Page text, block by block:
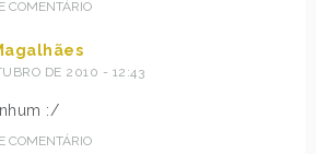
COMENTÁRIO
DE 2010 - 12:43
:/
COMENTÁRIO